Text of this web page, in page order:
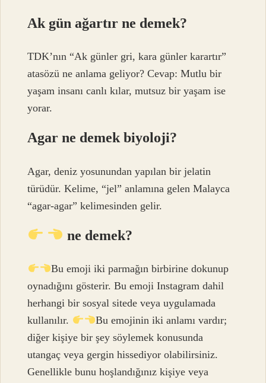
Ak gün ağartır ne demek?
TDK’nın “Ak günler gri, kara günler karartır”
atasözü ne anlama geliyor? Cevap: Mutlu bir
yaşam insanı canlı kılar, mutsuz bir yaşam ise
yorar.
Agar ne demek biyoloji?
Agar, deniz yosunundan yapılan bir jelatin
türüdür. Kelime, “jel” anlamına gelen Malayca
“agar-agar” kelimesinden gelir.
ne demek?
Bu emoji iki parmağın birbirine dokunup
oynadığını gösterir. Bu emoji Instagram dahil
herhangi bir sosyal sitede veya uygulamada
kullanılır.
Bu emojinin iki anlamı vardır;
diğer kişiye bir şey söylemek konusunda
utangaç veya gergin hissediyor olabilirsiniz.
Genellikle bunu hoşlandığınız kişiye veya